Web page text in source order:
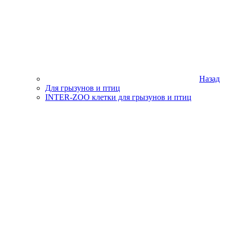
Назад
Для грызунов и птиц
INTER-ZOO клетки для грызунов и птиц